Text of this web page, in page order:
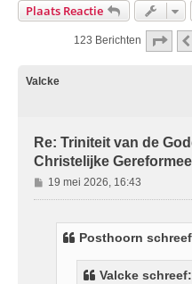
Plaats Reactie
123 Berichten
Valcke
Re: Triniteit van de
Christelijke
B
e
19 mei 2026, 16:43
Posthoorn
Valcke schreef: